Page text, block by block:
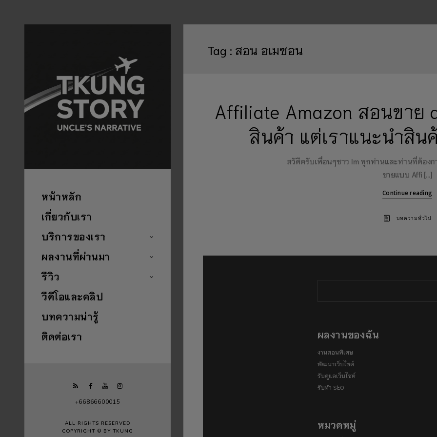
หน้าหลัก
เกี่ยวกับเรา
บริการของเรา
ผลงานที่ผ่านมา
รีวิว
วีดีโอและคลิป
บทความน่ารู้
ติดต่อเรา
+66866600015
ALL RIGHTS RESERVED
COPYRIGHT © BY TKUNG
Tag : สอน อเมซอน
Affiliate Amazon สอนขาย
สินค้า แต่เราแนะนำสิน
สวัดีครับเพื่อนๆชาว Im ทุกท่านและท่านที่ต้องก
ขายแบบ Affi […]
Continue reading
บทความทั่วไป
ผลงานของฉัน
งานสอนพิเศษ
พัฒนาเว็บไซต์
รับดูแลเว็บไซต์
รับทำ SEO
หมวดหมู่